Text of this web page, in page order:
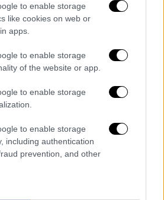
to enable storage
like cookies on web or
apps.
to enable storage
of the website or app.
to enable storage
to enable storage
including authentication
prevention, and other
γνωστή για την
μεταδίδει την ένταση και
έρωτα μέσα από τις
όπως το
suis malade» έχουν
το κοινό,
μοναδική δύναμη της
υπόσχεται να
λαμπερή πλευρά της
προσωπικότητας,